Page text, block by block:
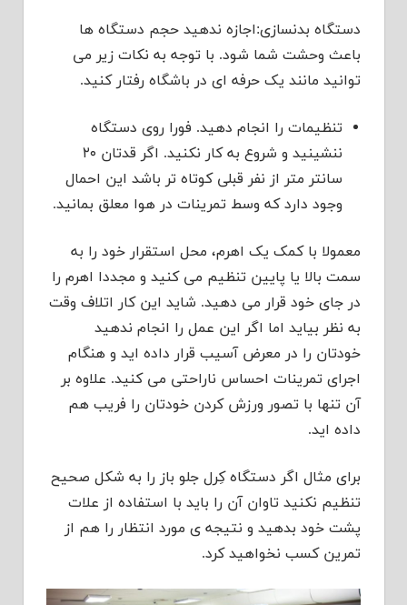
دستگاه بدنسازی:اجازه ندهید حجم دستگاه ها
باعث وحشت شما شود. با توجه به نکات زیر می
توانید مانند یک حرفه ای در باشگاه رفتار کنید.
تنظیمات را انجام دهید. فورا روی دستگاه
ننشینید و شروع به کار نکنید. اگر قدتان ۲۰
سانتر متر از نفر قبلی کوتاه تر باشد این احمال
وجود دارد که وسط تمرینات در هوا معلق بمانید.
معمولا با کمک یک اهرم، محل استقرار خود را به
سمت بالا یا پایین تنظیم می کنید و مجددا اهرم را
در جای خود قرار می دهید. شاید این کار اتلاف وقت
به نظر بیاید اما اگر این عمل را انجام ندهید
خودتان را در معرض آسیب قرار داده اید و هنگام
اجرای تمرینات احساس ناراحتی می کنید. علاوه بر
آن تنها با تصور ورزش کردن خودتان را فریب هم
داده اید.
برای مثال اگر دستگاه کِرل جلو باز را به شکل صحیح
تنظیم نکنید تاوان آن را باید با استفاده از علات
پشت خود بدهید و نتیجه ی مورد انتظار را هم از
تمرین کسب نخواهید کرد.